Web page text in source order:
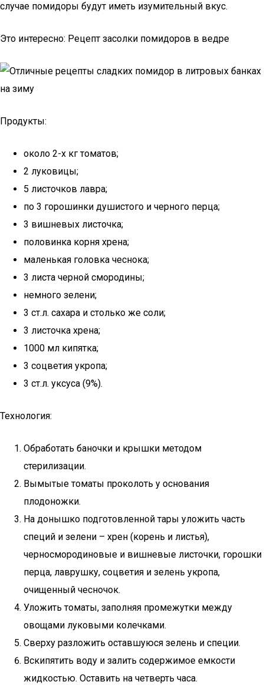
случае помидоры будут иметь изумительный вкус.
Это интересно: Рецепт засолки помидоров в ведре
Продукты:
около 2-х кг томатов;
2 луковицы;
5 листочков лавра;
по 3 горошинки душистого и черного перца;
3 вишневых листочка;
половинка корня хрена;
маленькая головка чеснока;
3 листа черной смородины;
немного зелени;
3 ст.л. сахара и столько же соли;
3 листочка хрена;
1000 мл кипятка;
3 соцветия укропа;
3 ст.л. уксуса (9%).
Технология:
Обработать баночки и крышки методом
стерилизации.
Вымытые томаты проколоть у основания
плодоножки.
На донышко подготовленной тары уложить часть
специй и зелени – хрен (корень и листья),
черносмородиновые и вишневые листочки, горошки
перца, лаврушку, соцветия и зелень укропа,
очищенный чесночок.
Уложить томаты, заполняя промежутки между
овощами луковыми колечками.
Сверху разложить оставшуюся зелень и специи.
Вскипятить воду и залить содержимое емкости
жидкостью. Оставить на четверть часа.